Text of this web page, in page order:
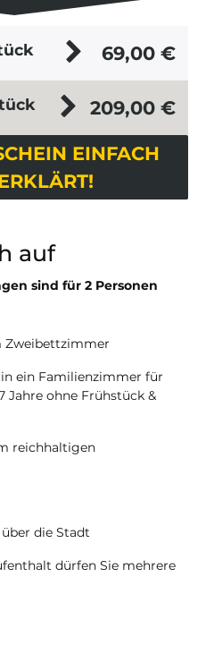
auf
sind für 2 Personen
Zweibettzimmer
ein Familienzimmer für
Jahre ohne Frühstück &
reichhaltigen
die Stadt
dürfen Sie mehrere
69,00 €
209,00 €
EINFACH